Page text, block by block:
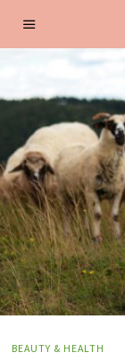
BEAUTY & HEALTH